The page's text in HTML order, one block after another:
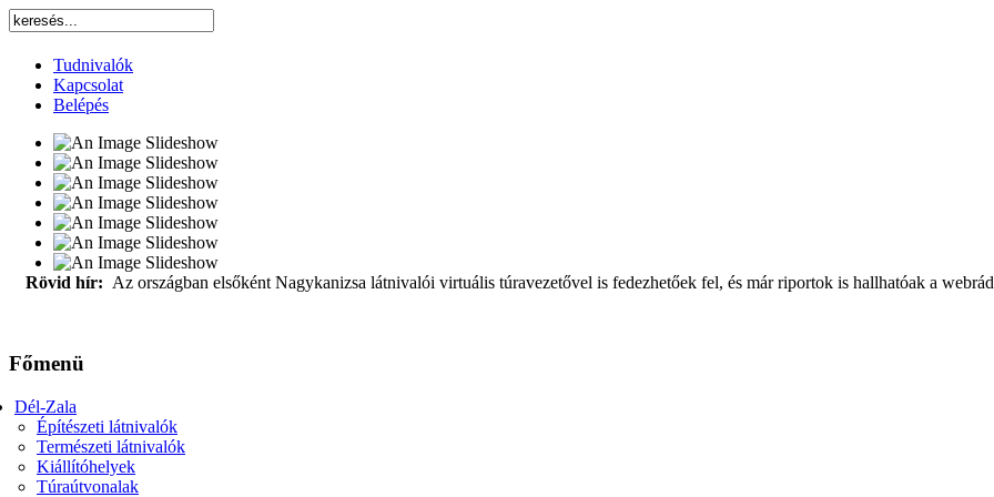
Tudnivalók
Kapcsolat
Belépés
Rövid hír: Az országban elsőként Nagykanizsa látnivalói virtuális túravezetővel is fedezhetőek fel, és már riportok is hallhatóak a
Főmenü
Dél-Zala
Építészeti látnivalók
Természeti látnivalók
Kiállítóhelyek
Túraútvonalak